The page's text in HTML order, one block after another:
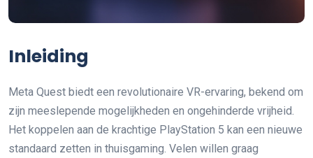
Inleiding
Meta Quest biedt een revolutionaire VR-ervaring, bekend om
zijn meeslepende mogelijkheden en ongehinderde vrijheid.
Het koppelen aan de krachtige PlayStation 5 kan een nieuwe
standaard zetten in thuisgaming. Velen willen graag